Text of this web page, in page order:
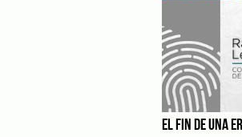
EL FIN DE UNA